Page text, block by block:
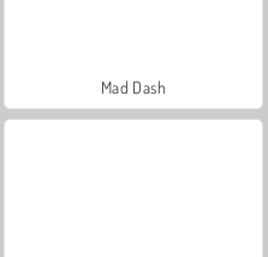
Mad Dash